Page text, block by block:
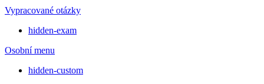
Vypracované otázky
hidden-exam
Osobní menu
hidden-custom